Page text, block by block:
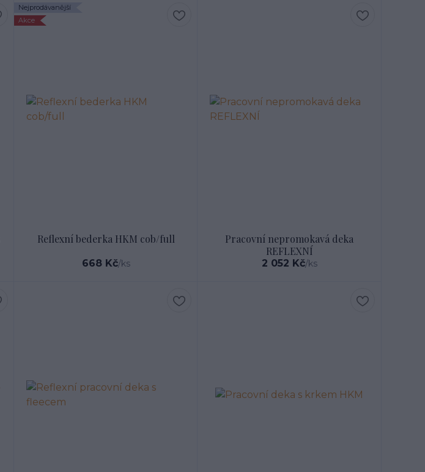
Nejprodávanější
Akce
Reflexní bederka HKM cob/full
668 Kč/ks
Pracovní nepromokavá deka
REFLEXNÍ
2 052 Kč/ks